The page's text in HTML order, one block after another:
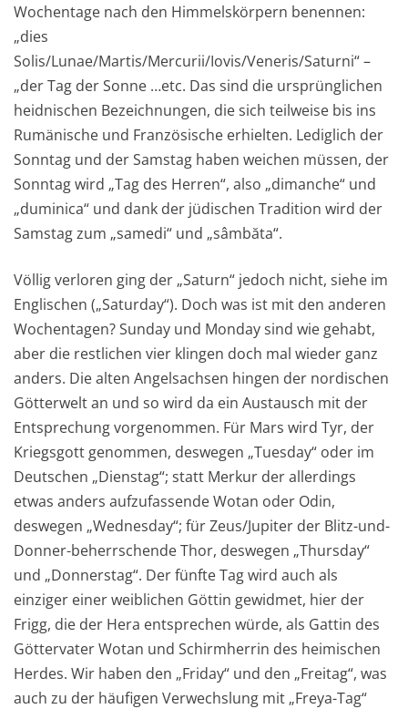
Wochentage nach den Himmelskörpern benennen:
„dies
Solis/Lunae/Martis/Mercurii/Iovis/Veneris/Saturni“ –
„der Tag der Sonne …etc. Das sind die ursprünglichen
heidnischen Bezeichnungen, die sich teilweise bis ins
Rumänische und Französische erhielten. Lediglich der
Sonntag und der Samstag haben weichen müssen, der
Sonntag wird „Tag des Herren“, also „dimanche“ und
„duminica“ und dank der jüdischen Tradition wird der
Samstag zum „samedi“ und „sâmbăta“.
Völlig verloren ging der „Saturn“ jedoch nicht, siehe im
Englischen („Saturday“). Doch was ist mit den anderen
Wochentagen? Sunday und Monday sind wie gehabt,
aber die restlichen vier klingen doch mal wieder ganz
anders. Die alten Angelsachsen hingen der nordischen
Götterwelt an und so wird da ein Austausch mit der
Entsprechung vorgenommen. Für Mars wird Tyr, der
Kriegsgott genommen, deswegen „Tuesday“ oder im
Deutschen „Dienstag“; statt Merkur der allerdings
etwas anders aufzufassende Wotan oder Odin,
deswegen „Wednesday“; für Zeus/Jupiter der Blitz-und-
Donner-beherrschende Thor, deswegen „Thursday“
und „Donnerstag“. Der fünfte Tag wird auch als
einziger einer weiblichen Göttin gewidmet, hier der
Frigg, die der Hera entsprechen würde, als Gattin des
Göttervater Wotan und Schirmherrin des heimischen
Herdes. Wir haben den „Friday“ und den „Freitag“, was
auch zu der häufigen Verwechslung mit „Freya-Tag“